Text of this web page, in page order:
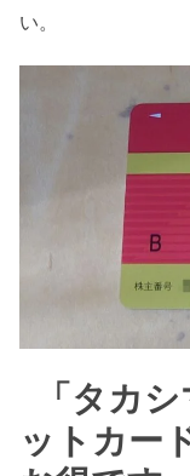
い。
「タカ
ットカー